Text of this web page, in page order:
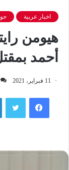
اخبار عربية
هيومن
أحمد
11 فبراير، 2021
فيسبوك تويتر